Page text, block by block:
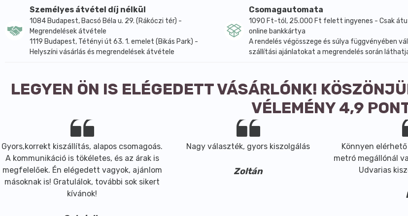
magok gyorsan elkezdenek csírázni, ilyenkor már nem kell, hogy a vízben álljanak, a kifejlődő kis
4. Csírák elkészítése: A használt csíramagtól függően a csírázás 4-8 napig tarthat. Minél hosszabban
sokrétű, alkalmasak köretnek, de levesek vagy saláták alkotói is lehetnek. Kiválóan díszíthetik is a
egy vajas kenyér, amire csírát szórtak!
A szita anyaga: PP polipropilén.
Személyes átvétel díj nélkül
1084 Budapest, Bacsó Béla u. 29. (Rákóczi tér) -
Megrendelések átvétele
1119 Budapest, Tétényi út 63. 1. emelet (Bikás Park) -
Helyszíni vásárlás és megrendelések átvétele
Csomagautomata
1090 Ft-tól, 25.000 Ft felett ingyenes - Csak
online bankkártya
A rendelés végösszege és súlya függvényében
szállítási ajánlatokat a megrendelés során
LEGYEN ÖN IS ELÉGEDETT VÁSÁRLÓNK!
VÉLEMÉNY 4,9
Gyors,korrekt kiszállítás, alapos csomagoás.
A kommunikáció is tökéletes, és az árak is
megfelelőek. Én elégedett vagyok, ajánlom
másoknak is! Gratulálok, további sok sikert
kívánok!
Nagy választék, gyors kiszolgálás
Zoltán
Könnyen
metró megállónál
Udvarias